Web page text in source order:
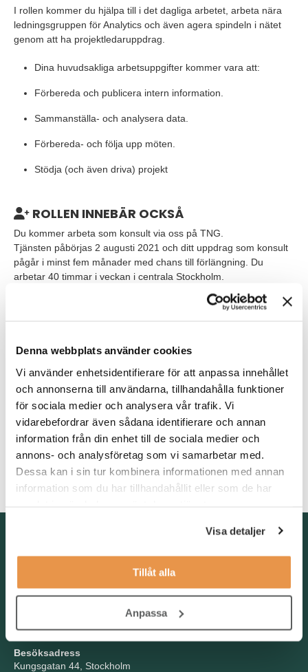
Denna webbplats använder cookies
Vi använder enhetsidentifierare för att anpassa innehållet
och annonserna till användarna, tillhandahålla funktioner
för sociala medier och analysera vår trafik. Vi
vidarebefordrar även sådana identifierare och annan
information från din enhet till de sociala medier och
annons- och analysföretag som vi samarbetar med.
Dessa kan i sin tur kombinera informationen med annan
information som du har tillhandahållit eller som de har
Visa detaljer
Tillåt alla
Anpassa
I rollen kommer du hjälpa till i det dagliga arbetet, arbeta nära
ledningsgruppen för Analytics och även agera spindeln i nätet
genom att ha projektledaruppdrag.
Dina huvudsakliga arbetsuppgifter kommer vara att:
Förbereda och publicera intern information.
Sammanställa- och analysera data.
Förbereda- och följa upp möten.
Stödja (och även driva) projekt
ROLLEN INNEBÄR OCKSÅ
Du kommer arbeta som konsult via oss på TNG.
Tjänsten påbörjas 2 augusti 2021 och ditt uppdrag som konsult
pågår i minst fem månader med chans till förlängning. Du
arbetar 40 timmar i veckan i centrala Stockholm.
område. Vi ser gärna att du har erfarenhet av projektledning,
har en universitets- /högskoleexamen, gärna (dock inget krav)
inom Business-ämnen. Du skriver och pratar engelska flytande.
Som person är du analytisk, strukturerad och ansvarstagande.
Dessutom tycker du om att arbeta i grupp.
Det är även ett plus om du har vana av Microsoft Office eller
Google Sheets.
OBS! Ansökan skickas in på engelska.
TNG Group AB
Tel: 08-21 92 00
Välj dag och tid!
Besöksadress
Kungsgatan 44, Stockholm